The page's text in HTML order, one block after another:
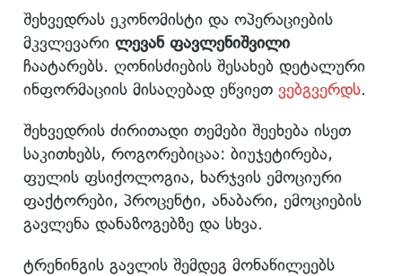
შეხვედრას ეკონომისტი და ოპერაციების
მკვლევარი ლევან ფავლენიშვილი
ჩაატარებს. ღონისძიების შესახებ დეტალური
ინფორმაციის მისაღებად ეწვიეთ ვებგვერდს.
შეხვედრის ძირითადი თემები შეეხება ისეთ
საკითხებს, როგორებიცაა: ბიუჯეტირება,
ფულის ფსიქოლოგია, ხარჯვის ემოციური
ფაქტორები, პროცენტი, ანაბარი, ემოციების
გავლენა დანაზოგებზე და სხვა.
ტრენინგის გავლის შემდეგ მონაწილეებს